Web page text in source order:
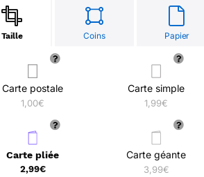
Taille Coins Papier
Carte postale
1,00€
Carte simple
1,99€
Carte pliée
2,99€
Carte géante
3,99€